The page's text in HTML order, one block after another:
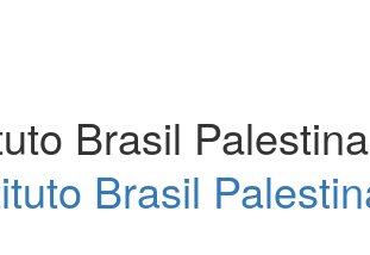
Brasil Palestina